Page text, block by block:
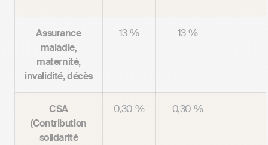
Assurance
maladie,
maternité,
invalidité, décès
13 % 13 %
CSA
(Contribution
solidarité
0,30 % 0,30 %